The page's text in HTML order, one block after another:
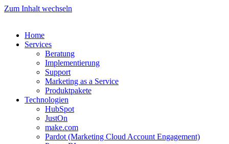
Zum Inhalt wechseln
Home
Services
Beratung
Implementierung
Support
Marketing as a Service
Produktpakete
Technologien
HubSpot
JustOn
make.com
Pardot (Marketing Cloud Account Engagement)